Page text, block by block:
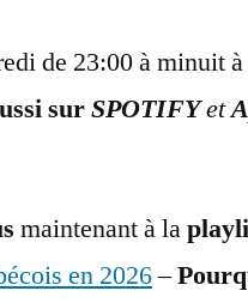
de 23:00 à minuit
surSPOTIFYet
maintenant à la
en 2026–